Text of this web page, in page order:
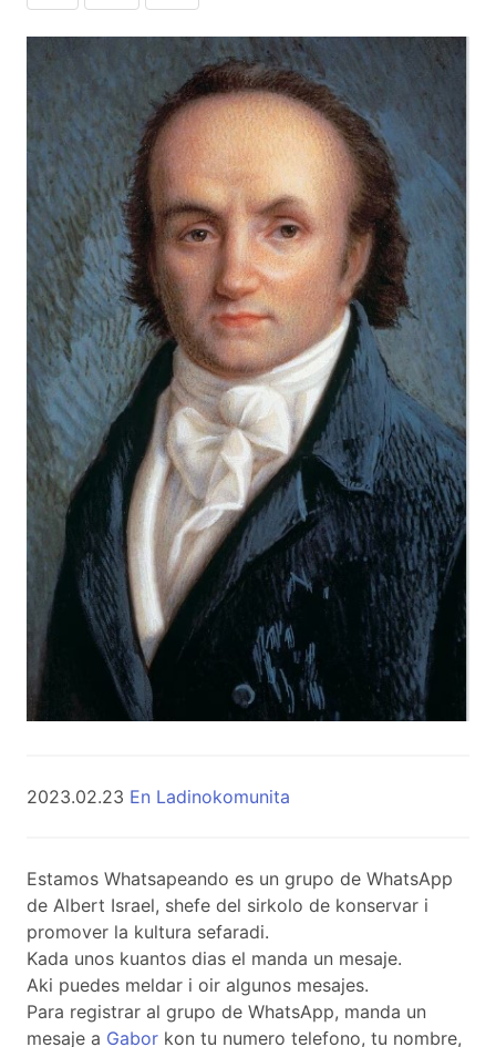
2023.02.23 En Ladinokomunita
Estamos Whatsapeando es un grupo de WhatsApp
de Albert Israel, shefe del sirkolo de konservar i
promover la kultura sefaradi.
Kada unos kuantos dias el manda un mesaje.
Aki puedes meldar i oir algunos mesajes.
Para registrar al grupo de WhatsApp, manda un
mesaje a Gabor kon tu numero telefono, tu nombre,